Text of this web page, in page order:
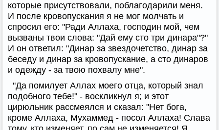
которые присутствовали, поблагодарили меня.
И после кровопускания я не мог молчать и
спросил его: "Ради Аллаха, господин мой, чем
вызваны твои слова: "Дай ему сто три динара"?"
И он ответил: "Динар за звездочетство, динар за
беседу и динар за кровопускание, а сто динаров
и одежду - за твою похвалу мне".
"Да помилует Аллах моего отца, который знал
подобного тебе!" - воскликнул я; и этот
цирюльник рассмеялся и сказал: "Нет бога,
кроме Аллаха, Мухаммед - посол Аллаха! Слава